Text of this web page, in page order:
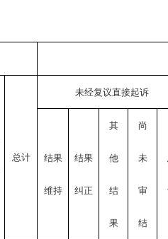
总计
未经复议直接起诉
结果
维持
结果
纠正
其
他
结
果
尚
未
审
结